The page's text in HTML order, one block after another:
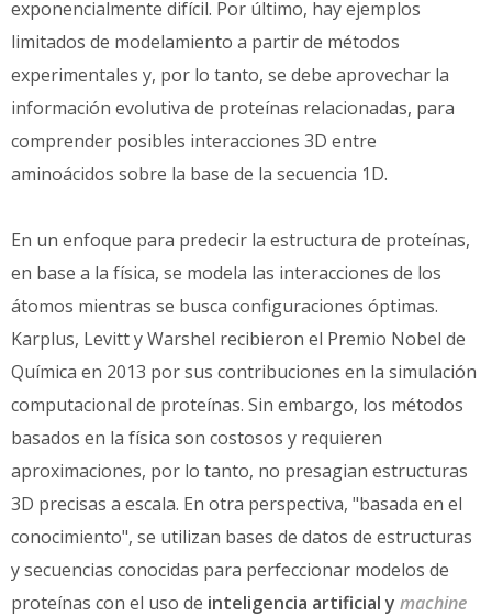
exponencialmente difícil. Por último, hay ejemplos
limitados de modelamiento a partir de métodos
experimentales y, por lo tanto, se debe aprovechar la
información evolutiva de proteínas relacionadas, para
comprender posibles interacciones 3D entre
aminoácidos sobre la base de la secuencia 1D.
En un enfoque para predecir la estructura de proteínas,
en base a la física, se modela las interacciones de los
átomos mientras se busca configuraciones óptimas.
Karplus, Levitt y Warshel recibieron el Premio Nobel de
Química en 2013 por sus contribuciones en la simulación
computacional de proteínas. Sin embargo, los métodos
basados en la física son costosos y requieren
aproximaciones, por lo tanto, no presagian estructuras
3D precisas a escala. En otra perspectiva, "basada en el
conocimiento", se utilizan bases de datos de estructuras
y secuencias conocidas para perfeccionar modelos de
proteínas con el uso de inteligencia artificial y machine